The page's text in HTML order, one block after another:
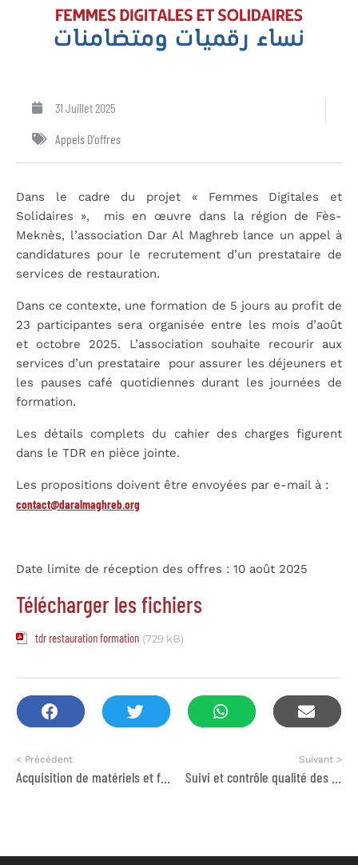
31 Juillet 2025
Appels D'offres
Dans le cadre du projet « Femmes Digitales et
Solidaires », mis en œuvre dans la région de Fès-
Meknès, l’association Dar Al Maghreb lance un appel à
candidatures pour le recrutement d’un prestataire de
services de restauration.
Dans ce contexte, une formation de 5 jours au profit de
23 participantes sera organisée entre les mois d’août
et octobre 2025. L’association souhaite recourir aux
services d’un prestataire pour assurer les déjeuners et
les pauses café quotidiennes durant les journées de
formation.
Les détails complets du cahier des charges figurent
dans le TDR en pièce jointe.
Les propositions doivent être envoyées par e-mail à :
contact@daralmaghreb.org
Date limite de réception des offres : 10 août 2025
Télécharger les fichiers
tdr restauration formation (729 kB)
< Précédent Suivant >